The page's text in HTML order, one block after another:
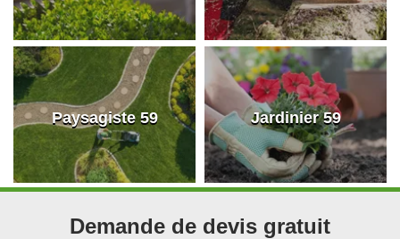
Paysagiste 59 Jardinier 59
Demande de devis gratuit